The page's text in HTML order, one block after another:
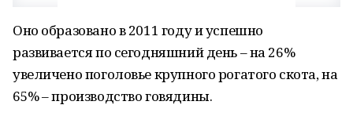
Оно образовано в 2011 году и успешно
развивается по сегодняшний день – на 26%
увеличено поголовье крупного рогатого скота, на
65% – производство говядины.